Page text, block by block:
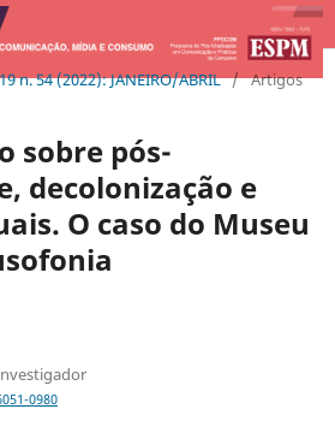
n. 54 (2022): JANEIRO/ABRIL / Artigos
sobre pós-
decolonização e
O caso do Museu
0980